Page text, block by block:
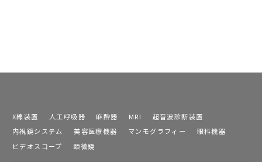
X線装置 人工呼吸器 麻酔器 MRI
超音波診断装置
内視鏡システム
美容医療機器 マンモグラフィー
眼科機器
ビデオスコープ
顕微鏡